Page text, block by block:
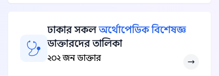
ঢাকার সকলঅর্থোপেডিক বিশেষজ্ঞ
ডাক্তারদের তালিকা
২০২ জন ডাক্তার